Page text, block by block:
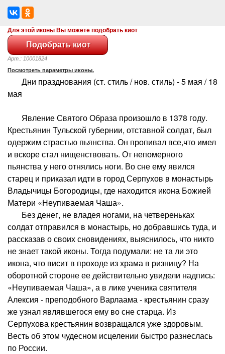
Для этой иконы Вы можете подобрать киот
Арт.: 10001824
Посмотреть параметры иконы.
Дни празднования (ст. стиль / нов. стиль) - 5 мая / 18
мая
Явление Святого Образа произошло в 1378 году.
Крестьянин Тульской губернии, отставной солдат, был
одержим страстью пьянства. Он пропивал все,что имел
и вскоре стал нищенствовать. От непомерного
пьянства у него отнялись ноги. Во сне ему явился
старец и приказал идти в город Серпухов в монастырь
Владычицы Богородицы, где находится икона Божией
Матери «Неупиваемая Чаша».
Без денег, не владея ногами, на четвереньках
солдат отправился в монастырь, но добравшись туда, и
рассказав о своих сновидениях, выяснилось, что никто
не знает такой иконы. Тогда подумали: не та ли это
икона, что висит в проходе из храма в ризницу? На
оборотной стороне ее действительно увидели надпись:
«Неупиваемая Чаша», а в лике ученика святителя
Алексия - преподобного Варлаама - крестьянин сразу
же узнал являвшегося ему во сне старца. Из
Серпухова крестьянин возвращался уже здоровым.
Весть об этом чудесном исцелении быстро разнеслась
по России.